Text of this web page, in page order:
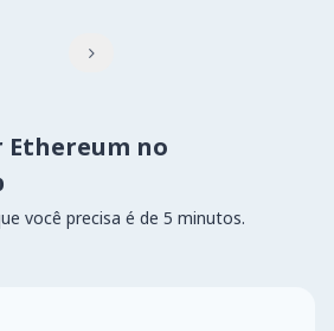

Ethereum no
você precisa é de 5 minutos.